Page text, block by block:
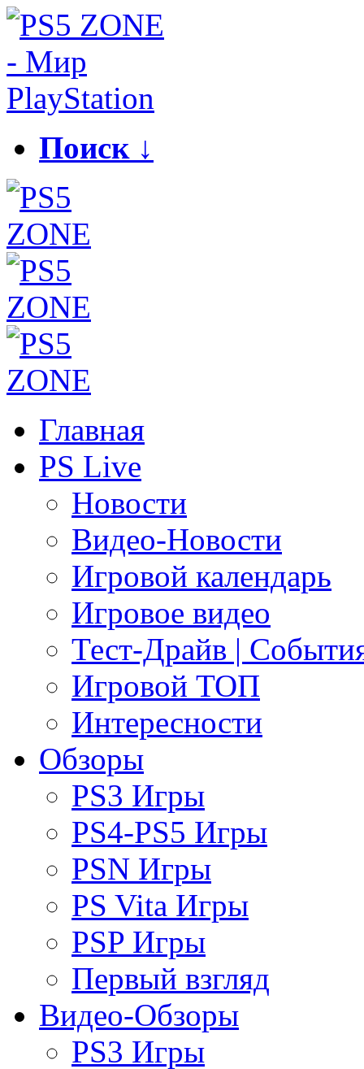
Поиск ↓
Главная
PS Live
Новости
Видео-Новости
Игровой календарь
Игровое видео
Тест-Драйв |
Игровой ТОП
Интересности
Обзоры
PS3 Игры
PS4-PS5 Игры
PSN Игры
PS Vita Игры
PSP Игры
Первый взгляд
Видео-Обзоры
PS3 Игры